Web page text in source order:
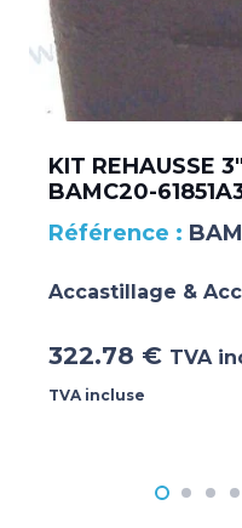
KIT REHAUSSE
BAMC20-
Accastillage &
322.78 € TVA
TVA incluse